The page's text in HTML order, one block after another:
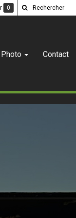
Contact
0 Rechercher